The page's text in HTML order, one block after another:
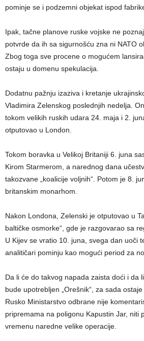
pominje se i podzemni objekat ispod
Ipak, tačne planove ruske vojske ne
potvrde da ih sa sigurnošću zna ni NATO
Zbog toga sve procene o mogućem
ostaju u domenu spekulacija.
Dodatnu pažnju izaziva i kretanje
Vladimira Zelenskog poslednjih nedelja.
tokom velikih ruskih udara 24. maja i 2.
otputovao u London.
Tokom boravka u Velikoj Britaniji 6. juna
Kirom Starmerom, a narednog dana
takozvane „koalicije voljnih“. Potom je 8.
britanskim monarhom.
Nakon Londona, Zelenski je otputovao u
baltičke osmorke“, gde je razgovarao sa
U Kijev se vratio 10. juna, svega dan uoči
analitičari pominju kao mogući period za
Da li će do takvog napada zaista doći i da
bude upotrebljen „Orešnik“, za sada
Rusko Ministarstvo odbrane nije
pripremama na poligonu Kapustin Jar, niti
vremenu naredne velike operacije.